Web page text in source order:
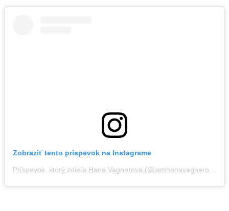
Zobraziť tento príspevok na Instagrame
Príspevok, ktorý zdieľa Hana Vagnerová (@iamhanavagnerova)